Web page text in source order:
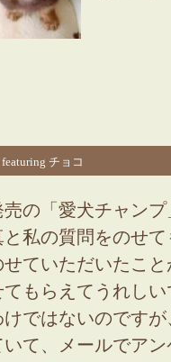
チョコ
売の「愛犬チャン
と私の質問をのせ
せていただいたこ
もらえてうれし
けではないのです
て、メールでア